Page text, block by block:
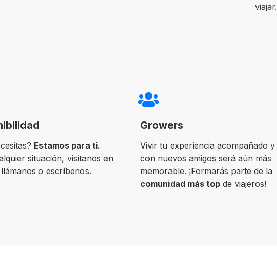
viajar.
Estamos para ti.
situación, visítanos en
o escríbenos.
Growers
Vivir tu experiencia acompañado y
con nuevos amigos será aún más
memorable. ¡Formarás parte de la
comunidad más top de viajeros!